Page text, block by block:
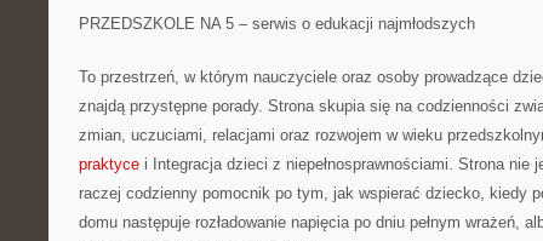
PRZEDSZKOLE NA 5 – serwis o edukacji najmłodszych
To przestrzeń, w którym nauczyciele oraz osoby prowadzące
znajdą przystępne porady. Strona skupia się na codzienności
zmian, uczuciami, relacjami oraz rozwojem w wieku
praktyce i Integracja dzieci z niepełnosprawnościami. Strona nie
raczej codzienny pomocnik po tym, jak wspierać dziecko, kiedy
domu następuje rozładowanie napięcia po dniu pełnym wrażeń,